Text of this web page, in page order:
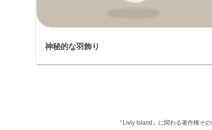
神秘的な羽飾り
『Livly Island』に関わる著作権そ